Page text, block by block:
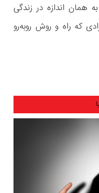
همان اندازه در زندگی
که راه و روش روبه‌رو